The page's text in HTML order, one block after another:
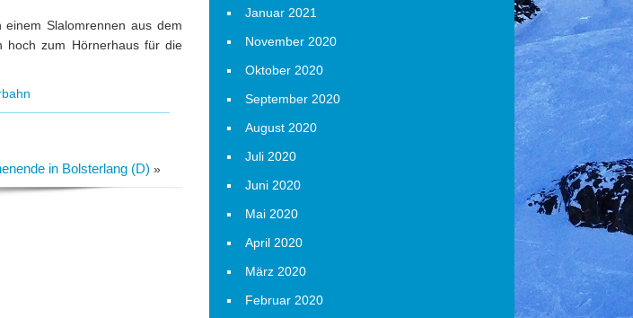
Slalomrennen aus dem
hoch zum Hörnerhaus für die
in Bolsterlang (D) »
Januar 2021
November 2020
Oktober 2020
September 2020
August 2020
Juli 2020
Juni 2020
Mai 2020
April 2020
März 2020
Februar 2020